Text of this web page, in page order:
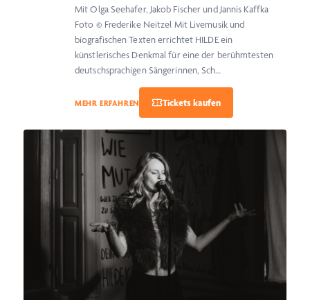
Mit Olga Seehafer, Jakob Fischer und Jannis Kaffka
Foto © Frederike Neitzel Mit Livemusik und
biografischen Texten errichtet HILDE ein
künstlerisches Denkmal für eine der berühmtesten
deutschsprachigen Sängerinnen, Sch…
MEHR ERFAHREN